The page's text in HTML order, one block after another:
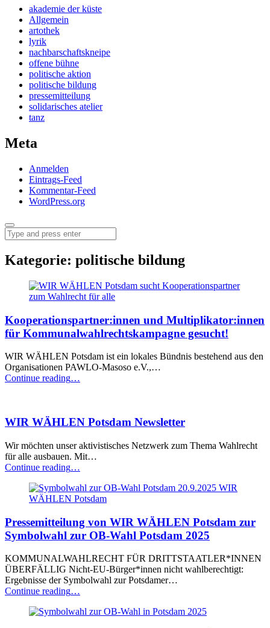
akademie der küste
Allgemein
artothek
lyrik
nachbarschaftskneipe
offene bühne
politische aktion
politische bildung
pressemitteilung
solidarisches atelier
tanz
Meta
Anmelden
Eintrags-Feed
Kommentar-Feed
WordPress.org
Menu
Search
Kategorie: politische bildung
Kooperationspartner:innen und Multiplikator:innen
für Kommunalwahlrechtskampagne gesucht!
WIR WÄHLEN Potsdam ist ein lokales Bündnis bestehend aus den
Organisationen PAWLO-Masoso e.V.,…
Continue reading“Kooperationspartner:innen
Kommunalwahlrechtskampagne
…
WIR WÄHLEN Potsdam Newsletter
Wir möchten unser aktivistisches Netzwerk zum Thema Wahlrecht
für alle ausbauen. Mit…
Continue reading“WIR
Potsdam
Newsletter”
…
Pressemitteilung von WIR WÄHLEN Potsdam zur
Symbolwahl zur OB-Wahl Potsdam 2025
KOMMUNALWAHLRECHT FÜR DRITTSTAATLER*INNEN
ÜBERFÄLLIG Nicht-EU-Bürger*innen nicht wahlberechtigt:
Ergebnisse der Symbolwahl zur Potsdamer…
Continue reading“Pressemitteilung
WIR
…